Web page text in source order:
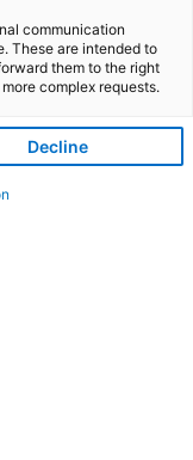
communication
These are intended to
them to the right
complex requests.
Decline